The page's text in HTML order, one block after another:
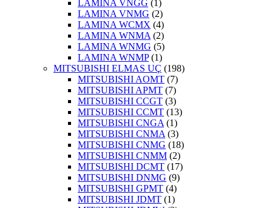
LAMINA VNGG (1)
LAMINA VNMG (2)
LAMINA WCMX (4)
LAMINA WNMA (2)
LAMINA WNMG (5)
LAMINA WNMP(1)
MITSUBISHI ELMAS UÇ (198)
MITSUBISHI AOMT (7)
MITSUBISHI APMT (7)
MITSUBISHI CCGT (3)
MITSUBISHI CCMT (13)
MITSUBISHI CNGA (1)
MITSUBISHI CNMA (3)
MITSUBISHI CNMG (18)
MITSUBISHI CNMM (2)
MITSUBISHI DCMT (17)
MITSUBISHI DNMG (9)
MITSUBISHI GPMT (4)
MITSUBISHI JDMT (1)